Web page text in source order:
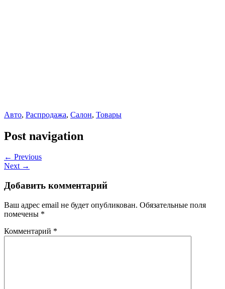
Авто, Распродажа, Салон, Товары
Post navigation
← Previous
Next →
Добавить комментарий
Ваш адрес email не будет опубликован. Обязательные поля
помечены *
Комментарий *